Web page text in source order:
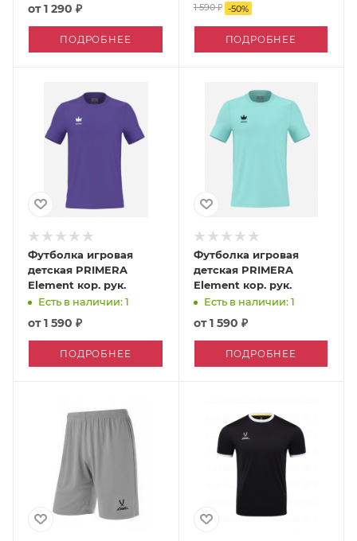
от1 290 ₽
ПОДРОБНЕЕ
1 590 ₽ -50%
ПОДРОБНЕЕ
Футболка игровая
детская PRIMERA
Element кор. рук.
Есть в наличии: 1
от1 590 ₽
ПОДРОБНЕЕ
Футболка игровая
детская PRIMERA
Element кор. рук.
Есть в наличии: 1
от1 590 ₽
ПОДРОБНЕЕ